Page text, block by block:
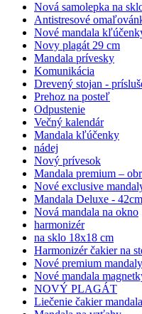
Nová samolepka na
Antistresové
Nové mandala
Novy plagát 29 cm
Mandala prívesky
Komunikácia
Drevený stojan -
Prehoz na posteľ
Odpustenie
Večný kalendár
Mandala kľúčenky
nádej
Nový prívesok
Mandala premium –
Nové exclusive
Mandala Deluxe - 42cm
Nová mandala na okno
harmonizér
na sklo 18x18 cm
Harmonizér čakier na
Nové premium
Nové mandala
NOVÝ PLAGÁT
Liečenie čakier